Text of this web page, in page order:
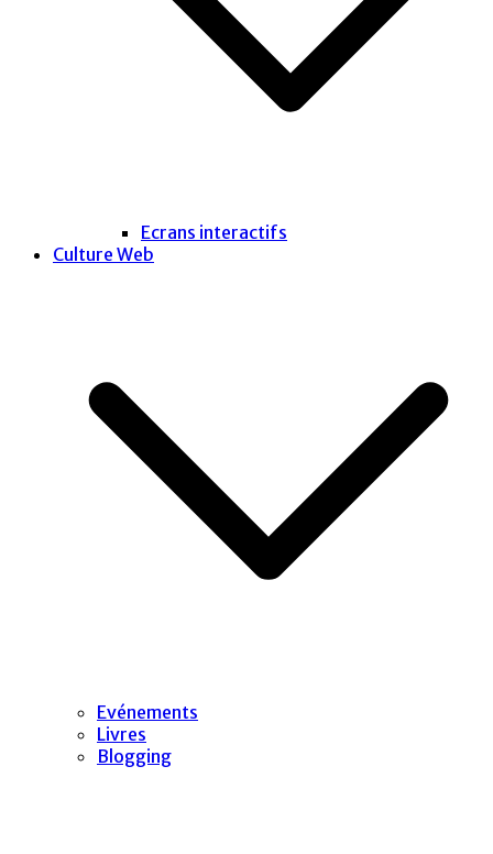
Ecrans interactifs
Culture Web
Evénements
Livres
Blogging